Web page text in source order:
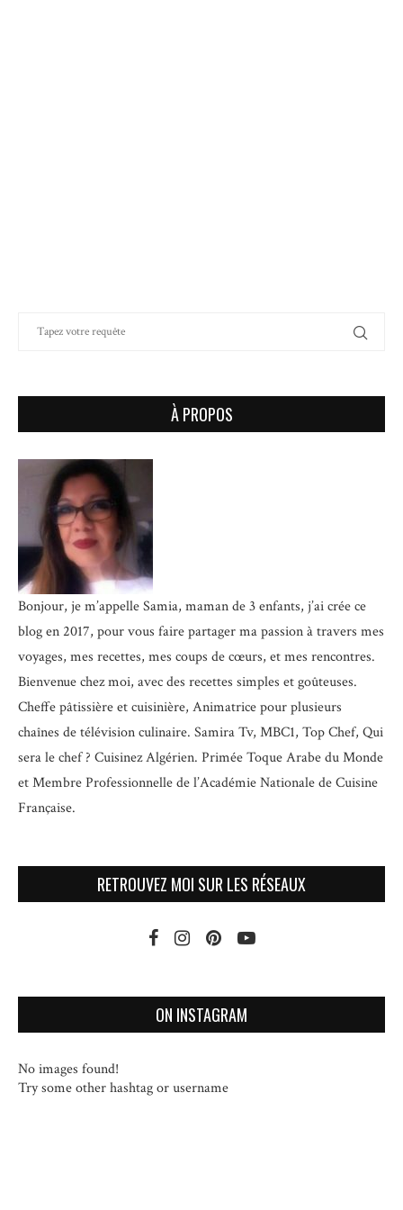
À PROPOS
Bonjour, je m’appelle Samia, maman de 3 enfants, j’ai crée ce
blog en 2017, pour vous faire partager ma passion à travers mes
voyages, mes recettes, mes coups de cœurs, et mes rencontres.
Bienvenue chez moi, avec des recettes simples et goûteuses.
Cheffe pâtissière et cuisinière, Animatrice pour plusieurs
chaînes de télévision culinaire. Samira Tv, MBC1, Top Chef, Qui
sera le chef ? Cuisinez Algérien. Primée Toque Arabe du Monde
etMembre Professionnelle de l’Académie Nationale de Cuisine
Française.
RETROUVEZ MOI SUR LES RÉSEAUX
ON INSTAGRAM
No images found!
Try some other hashtag or username